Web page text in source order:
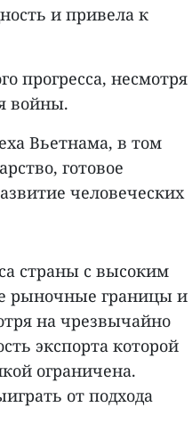
и привела к
прогресса, несмотря
войны.
Вьетнама, в том
готовое
человеческих
страны с высоким
рыночные границы и
на чрезвычайно
экспорта которой
ограничена.
от подхода